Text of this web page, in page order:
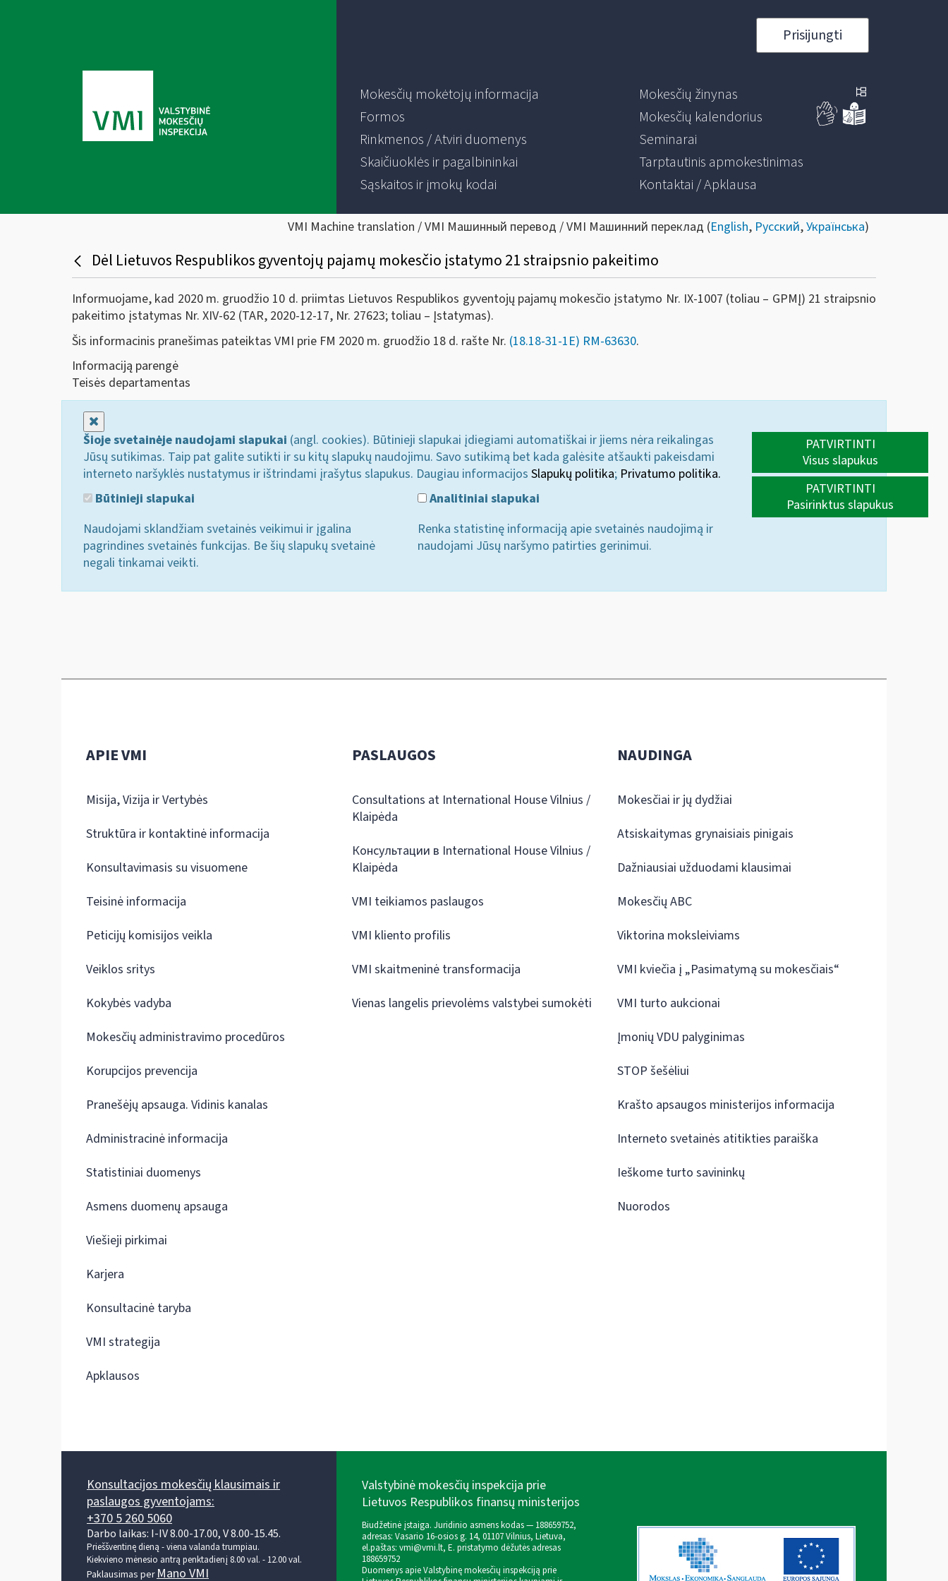
Prisijungti
Mokesčių mokėtojų informacija
Formos
Rinkmenos / Atviri duomenys
Skaičiuoklės ir pagalbininkai
Sąskaitos ir įmokų kodai
Mokesčių žinynas
Mokesčių kalendorius
Seminarai
Tarptautinis apmokestinimas
Kontaktai / Apklausa
VMI Machine translation / VMI Машинный перевод / VMI Машинний переклад (English, Русский,Українська)
Dėl Lietuvos Respublikos gyventojų pajamų mokesčio įstatymo 21 straipsnio pakeitimo
Informuojame, kad 2020 m. gruodžio 10 d. priimtas Lietuvos Respublikos gyventojų pajamų mokesčio įstatymo Nr. IX-1007 (toliau – GPMĮ) 21 straipsnio
pakeitimo įstatymas Nr. XIV-62 (TAR, 2020-12-17, Nr. 27623; toliau – Įstatymas).
Šis informacinis pranešimas pateiktas VMI prie FM 2020 m. gruodžio 18 d. rašte Nr. (18.18-31-1E) RM-63630.
Informaciją parengė
Teisės departamentas
Šioje svetainėje naudojami slapukai (angl. cookies). Būtinieji slapukai įdiegiami automatiškai ir jiems nėra reikalingas
Jūsų sutikimas. Taip pat galite sutikti ir su kitų slapukų naudojimu. Savo sutikimą bet kada galėsite atšaukti pakeisdami
interneto naršyklės nustatymus ir ištrindami įrašytus slapukus. Daugiau informacijos Slapukų politika; Privatumo politika.
Būtinieji slapukai
Naudojami sklandžiam svetainės veikimui ir įgalina
pagrindines svetainės funkcijas. Be šių slapukų svetainė
negali tinkamai veikti.
Analitiniai slapukai
Renka statistinę informaciją apie svetainės naudojimą ir
naudojami Jūsų naršymo patirties gerinimui.
PATVIRTINTI
Visus slapukus
PATVIRTINTI
Pasirinktus slapukus
APIE VMI
Misija, Vizija ir Vertybės
Struktūra ir kontaktinė informacija
Konsultavimasis su visuomene
Teisinė informacija
Peticijų komisijos veikla
Veiklos sritys
Kokybės vadyba
Mokesčių administravimo procedūros
Korupcijos prevencija
Pranešėjų apsauga. Vidinis kanalas
Administracinė informacija
Statistiniai duomenys
Asmens duomenų apsauga
Viešieji pirkimai
Karjera
Konsultacinė taryba
VMI strategija
Apklausos
PASLAUGOS
Consultations at International House Vilnius /
Klaipėda
Консультации в International House Vilnius /
Klaipėda
VMI teikiamos paslaugos
VMI kliento profilis
VMI skaitmeninė transformacija
Vienas langelis prievolėms valstybei sumokėti
NAUDINGA
Mokesčiai ir jų dydžiai
Atsiskaitymas grynaisiais pinigais
Dažniausiai užduodami klausimai
Mokesčių ABC
Viktorina moksleiviams
VMI kviečia į „Pasimatymą su mokesčiais“
VMI turto aukcionai
Įmonių VDU palyginimas
STOP šešėliui
Krašto apsaugos ministerijos informacija
Interneto svetainės atitikties paraiška
Ieškome turto savininkų
Nuorodos
Konsultacijos mokesčių klausimais ir
paslaugos gyventojams:
+370 5 260 5060
Darbo laikas: I-IV 8.00-17.00, V 8.00-15.45.
Prieššventinę dieną - viena valanda trumpiau.
Kiekvieno mėnesio antrą penktadienį 8.00 val. - 12.00 val.
Paklausimas per Mano VMI
Valstybinė mokesčių inspekcija prie
Lietuvos Respublikos finansų ministerijos
Biudžetinė įstaiga. Juridinio asmens kodas — 188659752,
adresas: Vasario 16-osios g. 14, 01107 Vilnius, Lietuva,
el.paštas: vmi@vmi.lt, E. pristatymo dėžutės adresas
188659752
Duomenys apie Valstybinę mokesčių inspekciją prie